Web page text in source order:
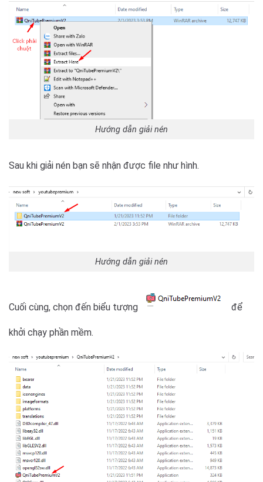
Hướng dẫn giải nén
Sau khi giải nén bạn sẽ nhận được file như hình.
Hướng dẫn giải nén
Cuối cùng, chọn đến biểu tượng để
khởi chạy phần mềm.